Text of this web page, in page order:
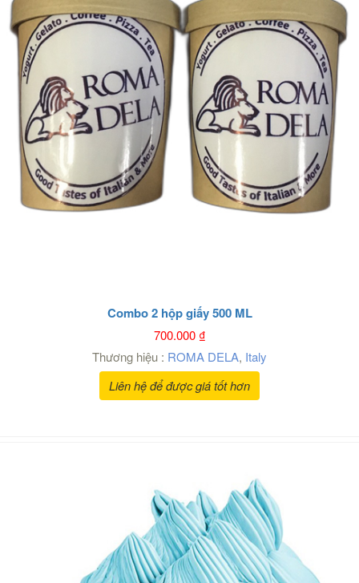
Combo 2 hộp giấy 500 ML
700.000₫
Thương hiệu : ROMA DELA, Italy
Liên hệ để được giá tốt hơn